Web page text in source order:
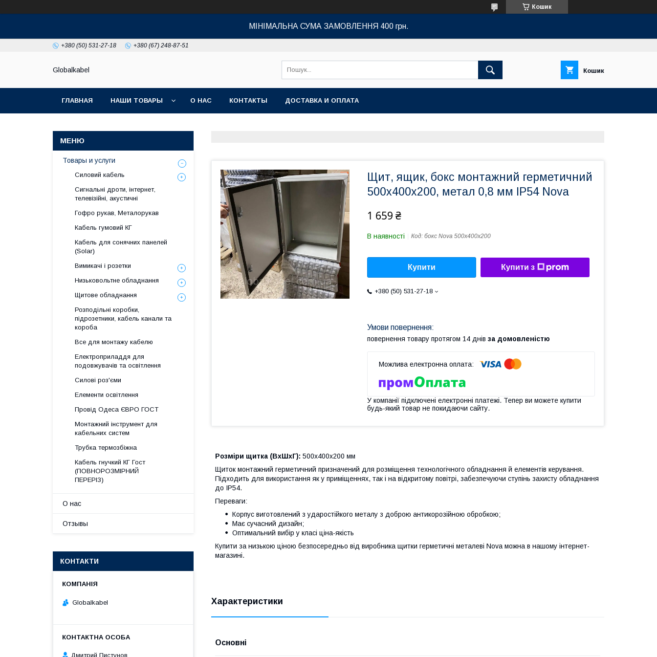
Кошик
МІНІМАЛЬНА СУМА ЗАМОВЛЕННЯ 400 грн.
+380 (50) 531-27-18 +380 (67) 248-87-51
Globalkabel Кошик
ГЛАВНАЯ НАШИ ТОВАРЫ О НАС КОНТАКТЫ ДОСТАВКА И ОПЛАТА
Щит, ящик, бокс монтажний герметичний
500х400х200, метал 0,8 мм IР54 Nova
1 659 ₴
В наявності Код: бокс Nova 500х400х200
Купити Купити з
+380 (50) 531-27-18
повернення товару протягом 14 днів за домовленістю
У компанії підключені електронні платежі. Тепер ви можете купити
будь-який товар не покидаючи сайту.
Розміри щитка (ВхШхГ): 500х400х200 мм
Щиток монтажний герметичний призначений для розміщення технологічного обладнання й елементів керування.
Підходить для використання як у приміщеннях, так і на відкритому повітрі, забезпечуючи ступінь захисту обладнання
до IP54.
Переваги:
Корпус виготовлений з ударостійкого металу з доброю антикорозійною обробкою;
Має сучасний дизайн;
Оптимальний вибір у класі ціна-якість
Купити за низькою ціною безпосередньо від виробника щитки герметичні металеві Nova можна в нашому інтернет-
магазині.
Характеристики
Основні
Товары и услуги
Силовий кабель
Сигнальні дроти, інтернет,
телевізійні, акустичні
Гофро рукав, Металорукав
Кабель гумовий КГ
Кабель для сонячних панелей
(Solar)
Вимикачі і розетки
Низьковольтне обладнання
Щитове обладнання
Розподільні коробки,
підрозетники, кабель канали та
короба
Все для монтажу кабелю
Електроприладдя для
подовжувачів та освітлення
Силові роз'єми
Елементи освітлення
Провід Одеса ЄВРО ГОСТ
Монтажний інструмент для
кабельних систем
Трубка термозбіжна
Кабель гнучкий КГ Гост
(ПОВНОРОЗМІРНИЙ
ПЕРЕРІЗ)
О нас
Отзывы
КОНТАКТИ
Globalkabel
Дмитрий Пистунов